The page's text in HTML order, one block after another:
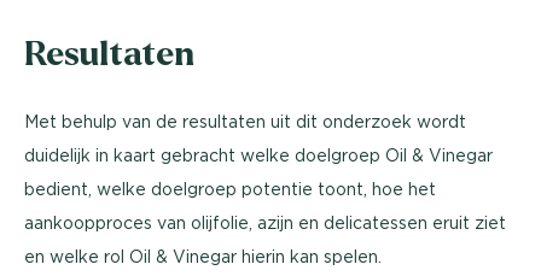
Resultaten
Met behulp van de resultaten uit dit onderzoek wordt
duidelijk in kaart gebracht welke doelgroep Oil & Vinegar
bedient, welke doelgroep potentie toont, hoe het
aankoopproces van olijfolie, azijn en delicatessen eruit ziet
en welke rol Oil & Vinegar hierin kan spelen.